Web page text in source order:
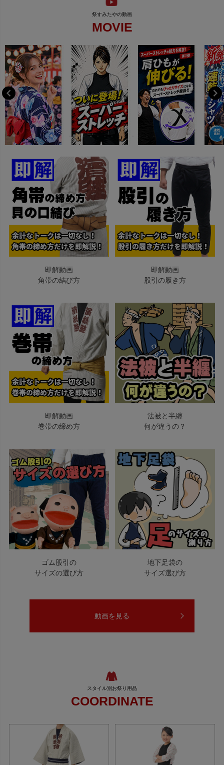
MOVIE
即解動画
角帯の結び方
即解動画
股引の履き方
即解動画
巻帯の締め方
法被と半纏
何が違うの？
ゴム股引の
サイズの選び方
地下足袋の
サイズ選び方
動画を見る
COORDINATE